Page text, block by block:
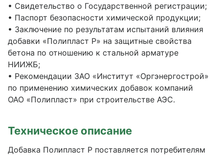
• Свидетельство о Государственной регистрации;
• Паспорт безопасности химической продукции;
• Заключение по результатам испытаний влияния
добавки «Полипласт Р» на защитные свойства
бетона по отношению к стальной арматуре
НИИЖБ;
• Рекомендации ЗАО «Институт «Оргэнергострой»
по применению химических добавок компаний
ОАО «Полипласт» при строительстве АЭС.
Техническое описание
Добавка Полипласт Р поставляется потребителям